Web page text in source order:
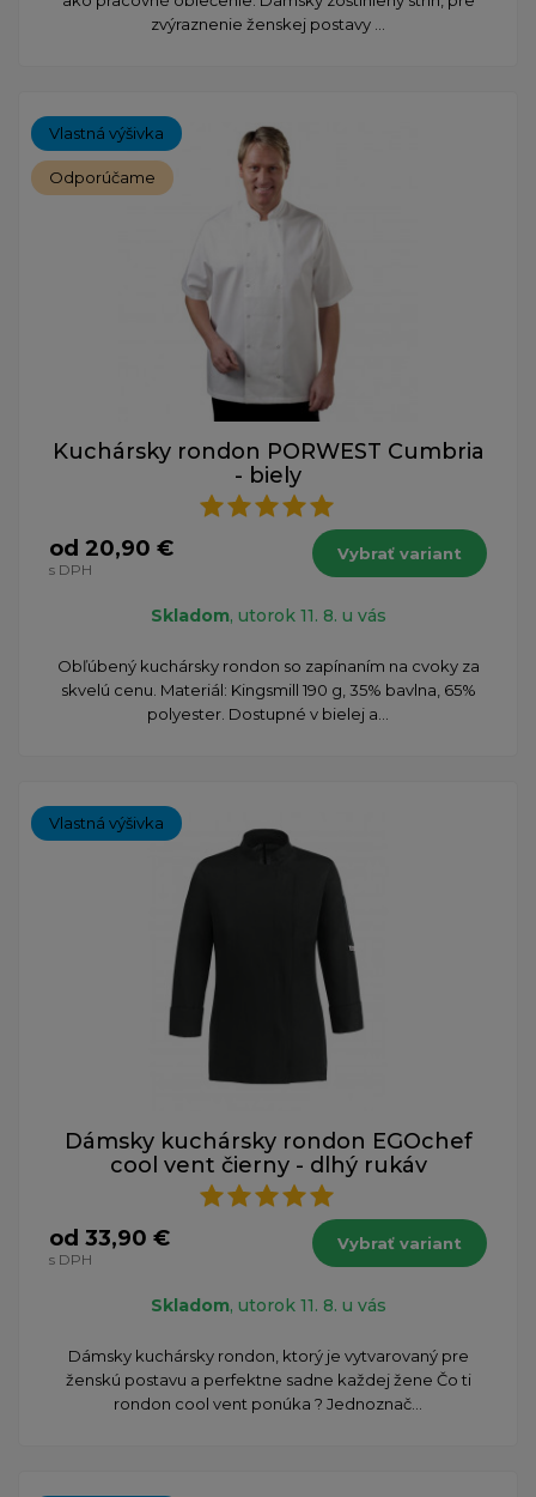
zvýraznenie ženskej postavy ...
Vlastná výšivka
Odporúčame
Kuchársky rondon PORWEST Cumbria
- biely
od 20,90 €
s DPH
Vybrať variant
Skladom, utorok 11. 8. u vás
Obľúbený kuchársky rondon so zapínaním na cvoky za
skvelú cenu. Materiál: Kingsmill 190 g, 35% bavlna, 65%
polyester. Dostupné v bielej a...
Vlastná výšivka
Dámsky kuchársky rondon EGOchef
cool vent čierny - dlhý rukáv
od 33,90 €
s DPH
Vybrať variant
Skladom, utorok 11. 8. u vás
Dámsky kuchársky rondon, ktorý je vytvarovaný pre
ženskú postavu a perfektne sadne každej žene Čo ti
rondon cool vent ponúka ? Jednoznač...